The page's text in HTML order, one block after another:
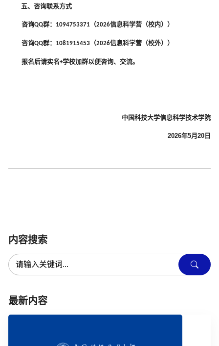
五、咨询联系方式
咨询QQ群： 1094753371 （2026信息科学营（校内））
咨询QQ群： 1081915453 （2026信息科学营（校外））
报名后请实名+学校加群以便咨询、交流。
中国科技大学信息科学技术学院
2026年5月20日
内容搜索
最新内容